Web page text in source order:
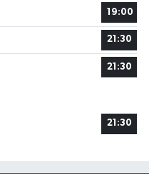
19:00
21:30
21:30
21:30